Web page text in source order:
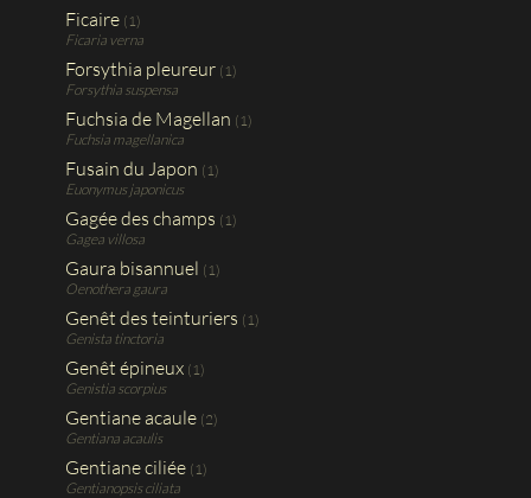
Ficaire (1)
Ficaria verna
Forsythia pleureur (1)
Forsythia suspensa
Fuchsia de Magellan (1)
Fuchsia magellanica
Fusain du Japon (1)
Euonymus japonicus
Gagée des champs (1)
Gagea villosa
Gaura bisannuel (1)
Oenothera gaura
Genêt des teinturiers (1)
Genista tinctoria
Genêt épineux (1)
Genistia scorpius
Gentiane acaule (2)
Gentiana acaulis
Gentiane ciliée (1)
Gentianopsis ciliata